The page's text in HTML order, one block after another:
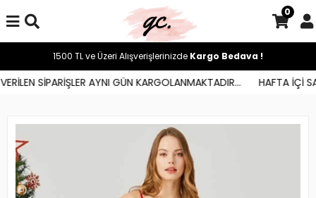
SİPARİŞLER AYNI GÜN KARGOLANMAKTADIR... HAFTA İÇİ
0
1500 TL ve Üzeri Alışverişlerinizde Kargo Bedava !